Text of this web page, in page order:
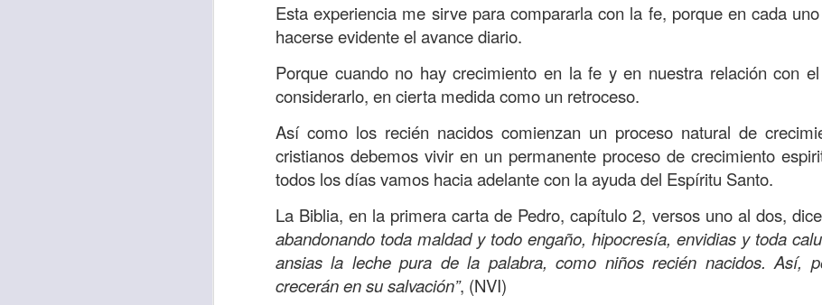
Esta experiencia me sirve para compararla con la fe, porque en cada
hacerse evidente el avance diario.
Porque cuando no hay crecimiento en la fe y en nuestra relación con
considerarlo, en cierta medida como un retroceso.
Así como los recién nacidos comienzan un proceso natural de
cristianos debemos vivir en un permanente proceso de crecimiento
todos los días vamos hacia adelante con la ayuda del Espíritu Santo.
La Biblia, en la primera carta de Pedro, capítulo 2, versos uno al dos,
abandonando toda maldad y todo engaño, hipocresía, envidias y toda
ansias la leche pura de la palabra, como niños recién nacidos. Así,
crecerán en su salvación”, (NVI)
tu familia?
del cristiano. Esta contiene recomendaciones sabias y justas para llevar
malo, seguid lo bueno ”. Romanos 12:9 (RVR1960)
Dios nos pide que amemos sin fingimiento, con sinceridad, pero eso
las personas que amamos.
Amar es mucho más que decir“te amo” oque regalarflores o chocolates;
permanecer, de estar presente y de respetar a los seres amados.